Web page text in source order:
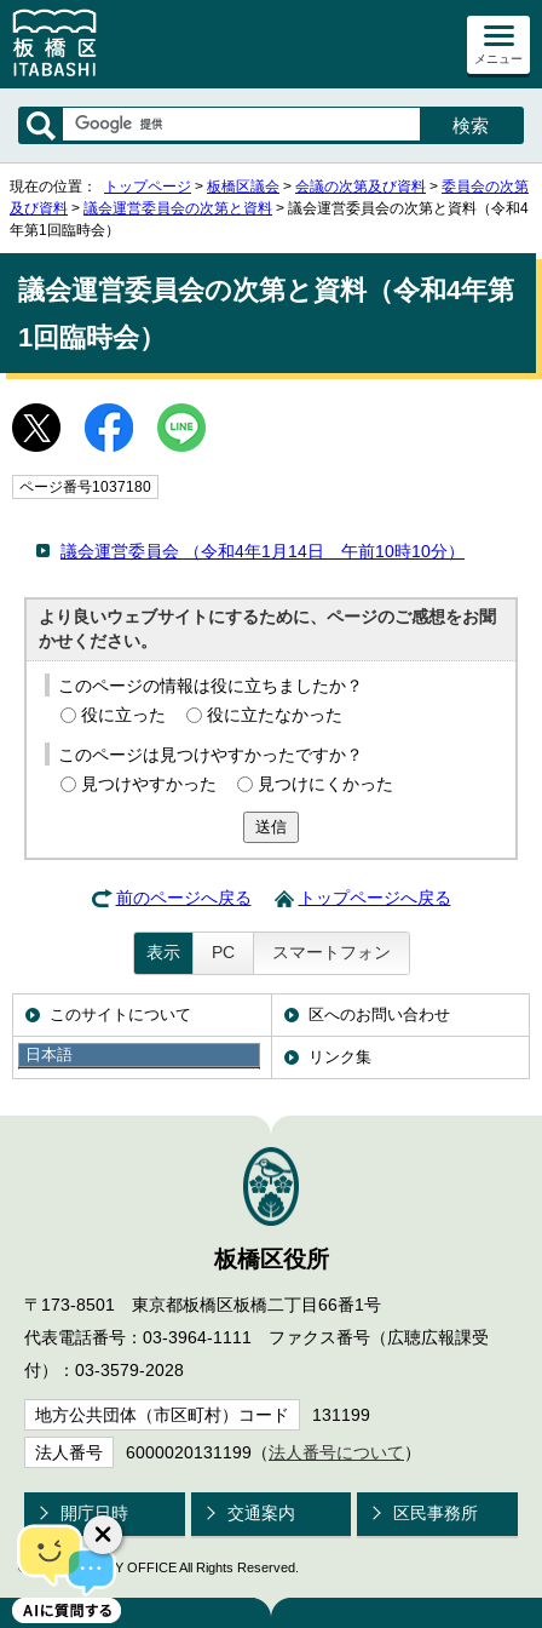
メニュー
日本語
日本語
現在の位置： トップページ > 板橋区議会 > 会議の次第及び資料 > 委員会の次第
及び資料 > 議会運営委員会の次第と資料 > 議会運営委員会の次第と資料（令和4
年第1回臨時会）
議会運営委員会の次第と資料（令和4年第
1回臨時会）
ページ番号1037180
議会運営委員会 （令和4年1月14日 午前10時10分）
より良いウェブサイトにするために、ページのご感想をお聞
かせください。
このページの情報は役に立ちましたか？
役に立った
役に立たなかった
このページは見つけやすかったですか？
見つけやすかった
見つけにくかった
送信
前のページへ戻る トップページへ戻る
表示 PC スマートフォン
このサイトについて 区へのお問い合わせ
携帯サイト リンク集
板橋区役所
〒173-8501 東京都板橋区板橋二丁目66番1号
代表電話番号：03-3964-1111 ファクス番号（広聴広報課受
付）：03-3579-2028
地方公共団体（市区町村）コード 131199
法人番号 6000020131199（法人番号について ）
開庁日時 交通案内 区民事務所
© ITABASHI CITY OFFICE All Rights Reserved.